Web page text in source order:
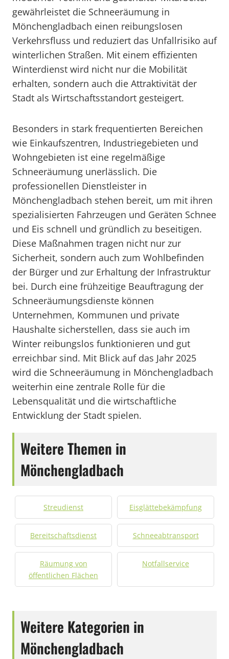
gewährleistet die Schneeräumung in
Mönchengladbach einen reibungslosen
Verkehrsfluss und reduziert das Unfallrisiko auf
winterlichen Straßen. Mit einem effizienten
Winterdienst wird nicht nur die Mobilität
erhalten, sondern auch die Attraktivität der
Stadt als Wirtschaftsstandort gesteigert.
Besonders in stark frequentierten Bereichen
wie Einkaufszentren, Industriegebieten und
Wohngebieten ist eine regelmäßige
Schneeräumung unerlässlich. Die
professionellen Dienstleister in
Mönchengladbach stehen bereit, um mit ihren
spezialisierten Fahrzeugen und Geräten Schnee
und Eis schnell und gründlich zu beseitigen.
Diese Maßnahmen tragen nicht nur zur
Sicherheit, sondern auch zum Wohlbefinden
der Bürger und zur Erhaltung der Infrastruktur
bei. Durch eine frühzeitige Beauftragung der
Schneeräumungsdienste können
Unternehmen, Kommunen und private
Haushalte sicherstellen, dass sie auch im
Winter reibungslos funktionieren und gut
erreichbar sind. Mit Blick auf das Jahr 2025
wird die Schneeräumung in Mönchengladbach
weiterhin eine zentrale Rolle für die
Lebensqualität und die wirtschaftliche
Entwicklung der Stadt spielen.
Weitere Themen in
Mönchengladbach
Streudienst Eisglättebekämpfung
Bereitschaftsdienst Schneeabtransport
Räumung von
öffentlichen Flächen
Notfallservice
Weitere Kategorien in
Mönchengladbach